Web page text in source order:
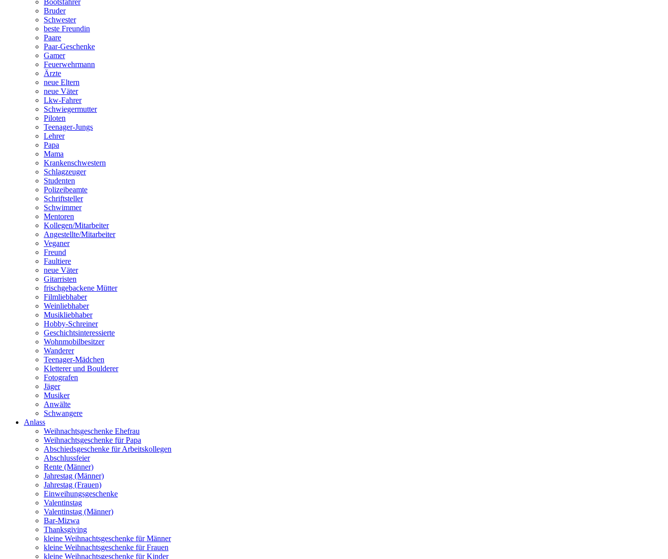
Bootsfahrer
Bruder
Schwester
beste Freundin
Paare
Paar-Geschenke
Gamer
Feuerwehrmann
Ärzte
neue Eltern
neue Väter
Lkw-Fahrer
Schwiegermutter
Piloten
Teenager-Jungs
Lehrer
Papa
Mama
Krankenschwestern
Schlagzeuger
Studenten
Polizeibeamte
Schriftsteller
Schwimmer
Mentoren
Kollegen/Mitarbeiter
Angestellte/Mitarbeiter
Veganer
Freund
Faultiere
neue Väter
Gitarristen
frischgebackene Mütter
Filmliebhaber
Weinliebhaber
Musikliebhaber
Hobby-Schreiner
Geschichtsinteressierte
Wohnmobilbesitzer
Wanderer
Teenager-Mädchen
Kletterer und Boulderer
Fotografen
Jäger
Musiker
Anwälte
Schwangere
Anlass
Weihnachtsgeschenke Ehefrau
Weihnachtsgeschenke für Papa
Abschiedsgeschenke für Arbeitskollegen
Abschlussfeier
Rente (Männer)
Jahrestag (Männer)
Jahrestag (Frauen)
Einweihungsgeschenke
Valentinstag
Valentinstag (Männer)
Bar-Mizwa
Thanksgiving
kleine Weihnachtsgeschenke für Männer
kleine Weihnachtsgeschenke für Frauen
kleine Weihnachtsgeschenke für Kinder